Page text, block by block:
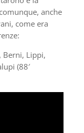
anche
come era
Berni, Lippi,
(88′